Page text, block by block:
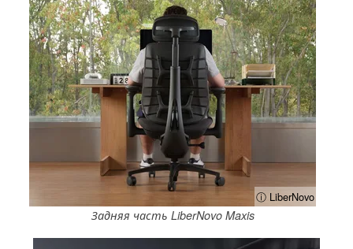
ⓘ LiberNovo
Задняя часть LiberNovo Maxis